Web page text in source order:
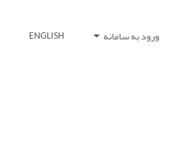
ورود به سامانه ENGLISH